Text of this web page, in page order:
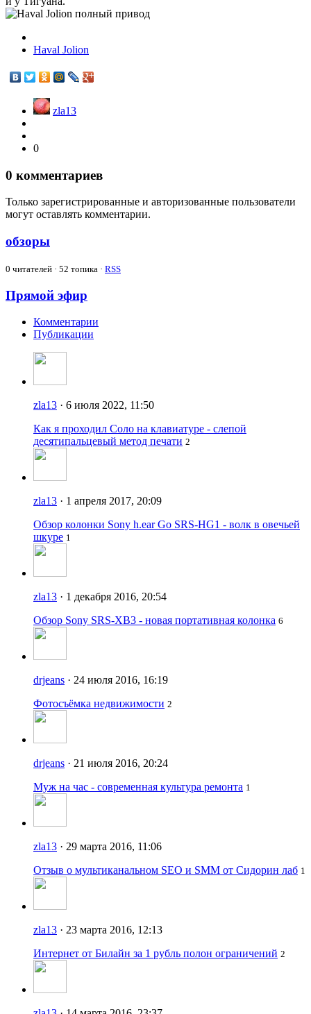
Haval Jolion
zla13
0
0 комментариев
Только зарегистрированные и авторизованные пользователи
могут оставлять комментарии.
обзоры
0 читателей · 52 топика · RSS
Прямой эфир
Комментарии
Публикации
zla13 · 6 июля 2022, 11:50
Как я проходил Соло на клавиатуре - слепой
десятипальцевый метод печати 2
zla13 · 1 апреля 2017, 20:09
Обзор колонки Sony h.ear Go SRS-HG1 - волк в овечьей
шкуре 1
zla13 · 1 декабря 2016, 20:54
Обзор Sony SRS-XB3 - новая портативная колонка 6
drjeans · 24 июля 2016, 16:19
Фотосъёмка недвижимости 2
drjeans · 21 июля 2016, 20:24
Муж на час - современная культура ремонта 1
zla13 · 29 марта 2016, 11:06
Отзыв о мультиканальном SEO и SMM от Сидорин лаб 1
zla13 · 23 марта 2016, 12:13
Интернет от Билайн за 1 рубль полон ограничений 2